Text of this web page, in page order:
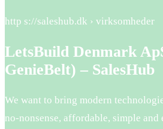
http s://saleshub.dk › virksomheder
LetsBuild Denmark
GenieBelt) – SalesHub
We want to bring modern
no-nonsense, affordable, simple and